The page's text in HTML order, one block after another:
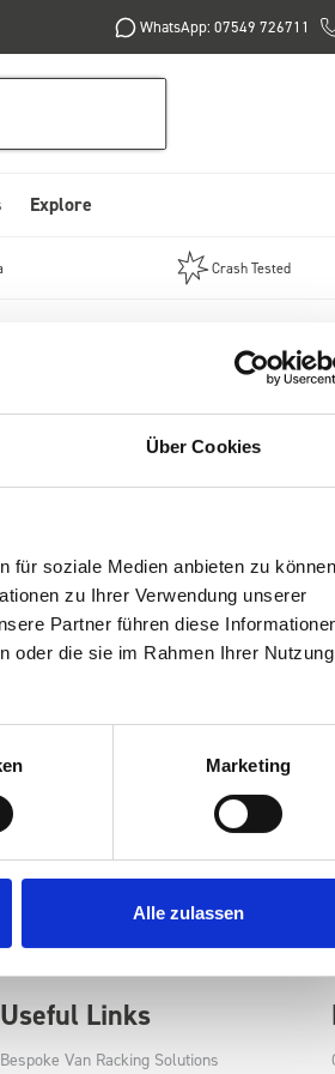
Über Cookies
für soziale Medien anbieten zu
zu Ihrer Verwendung unserer
Partner führen diese
oder die sie im Rahmen Ihrer Nutzung
Marketing
Alle zulassen
WhatsApp: 07549 726711
Explore
Crash Tested
Store
Useful Links
Bespoke Van Racking Solutions